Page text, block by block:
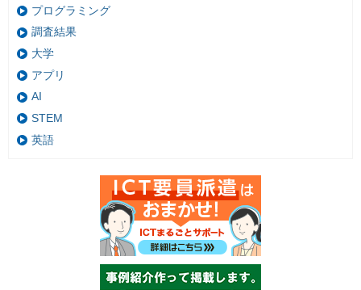
プログラミング
調査結果
大学
アプリ
AI
STEM
英語